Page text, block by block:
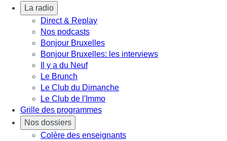
La radio
Direct & Replay
Nos podcasts
Bonjour Bruxelles
Bonjour Bruxelles: les interviews
Il y a du Neuf
Le Brunch
Le Club du Dimanche
Le Club de l'Immo
Grille des programmes
Nos dossiers
Colère des enseignants